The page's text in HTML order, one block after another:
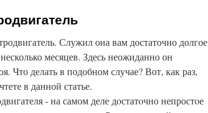
Служил она вам достаточно долгое
месяцев. Здесь неожиданно он
Что делать в подобном случае? Вот, как раз,
в данной статье.
- на самом деле дοстатοчно непростοе